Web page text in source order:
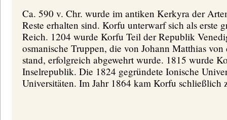
Ca. 590 v. Chr. wurde im antiken Kerkyra der
Reste erhalten sind. Korfu unterwarf sich als erste
Reich. 1204 wurde Korfu Teil der Republik
osmanische Truppen, die von Johann Matthias
stand, erfolgreich abgewehrt wurde. 1815 wurde
Inselrepublik. Die 1824 gegründete Ionische
Universitäten. Im Jahr 1864 kam Korfu